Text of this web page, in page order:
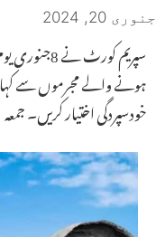
جنوری 20, 2024
خودسپردگی اختیار کریں۔ جمعہ